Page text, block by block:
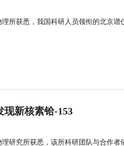
所获悉，我国科研人员领衔的北京
现新核素铪-153
研究所获悉，该所科研团队与合作